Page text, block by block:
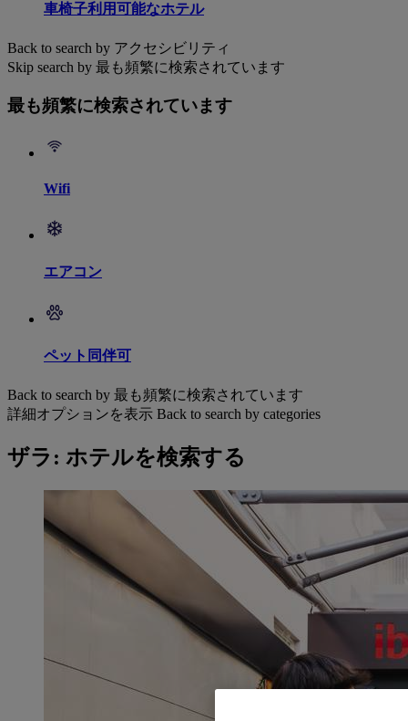
車椅子利用可能なホテル
Back to search by アクセシビリティ
Skip search by 最も頻繁に検索されています
最も頻繁に検索されています
Wifi
エアコン
ペット同伴可
Back to search by 最も頻繁に検索されています
詳細オプションを表示 Back to search by categories
ザラ: ホテルを検索する